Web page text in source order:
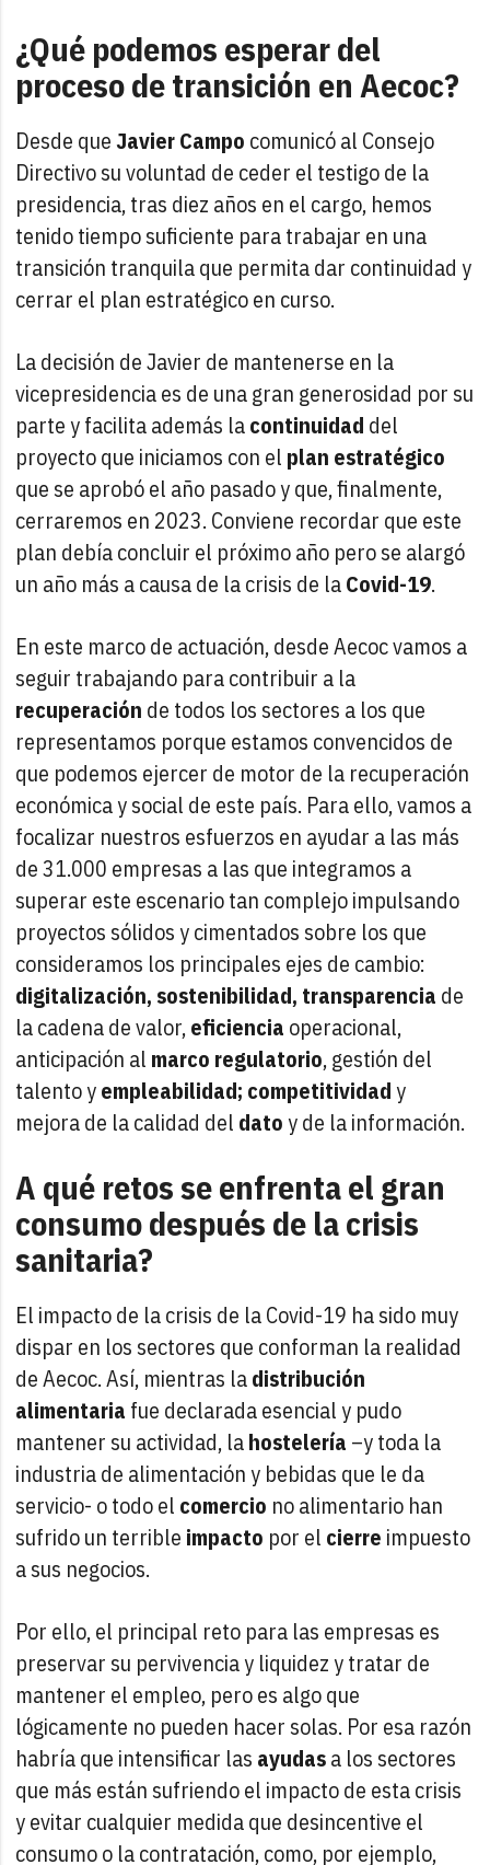
¿Qué podemos esperar del
proceso de transición en Aecoc?
Desde queJavier Campo comunicó al Consejo
Directivo su voluntad de ceder el testigo de la
presidencia, tras diez años en el cargo, hemos
tenido tiempo suficiente para trabajar en una
transición tranquila que permita dar continuidad y
cerrar el plan estratégico en curso.
La decisión de Javier de mantenerse en la
vicepresidencia es de una gran generosidad por su
parte y facilita además lacontinuidad del
proyecto que iniciamos con el plan estratégico
que se aprobó el año pasado y que, finalmente,
cerraremos en 2023. Conviene recordar que este
plan debía concluir el próximo año pero se alargó
un año más a causa de la crisis de laCovid-19.
En este marco de actuación, desde Aecoc vamos a
seguir trabajando para contribuir a la
recuperación de todos los sectores a los que
representamos porque estamos convencidos de
que podemos ejercer de motor de la recuperación
económica y social de este país. Para ello, vamos a
focalizar nuestros esfuerzos en ayudar a las más
de 31.000 empresas a las que integramos a
superar este escenario tan complejo impulsando
proyectos sólidos y cimentados sobre los que
consideramos los principales ejes de cambio:
digitalización, sostenibilidad, transparencia de
la cadena de valor,eficiencia operacional,
anticipación al marco regulatorio, gestión del
talento yempleabilidad; competitividady
mejora de la calidad del datoy de la información.
A qué retos se enfrenta el gran
consumo después de la crisis
sanitaria?
El impacto de la crisis de la Covid-19 ha sido muy
dispar en los sectores que conforman la realidad
de Aecoc. Así, mientras ladistribución
alimentaria fue declarada esencial y pudo
mantener su actividad, lahostelería –y toda la
industria de alimentación y bebidas que le da
servicio- o todo el comercio no alimentario han
sufrido un terrible impacto por el cierre impuesto
a sus negocios.
Por ello, el principal reto para las empresas es
preservar su pervivencia y liquidez y tratar de
mantener el empleo, pero es algo que
lógicamente no pueden hacer solas. Por esa razón
habría que intensificar las ayudasa los sectores
que más están sufriendo el impacto de esta crisis
y evitar cualquier medida que desincentive el
consumo o la contratación, como, por ejemplo,